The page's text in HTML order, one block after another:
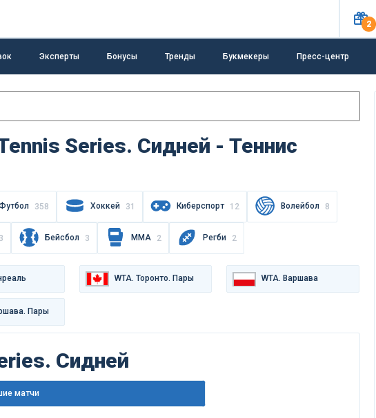
2
Эксперты Бонусы Тренды Букмекеры Пресс-центр
Series. Сидней - Теннис
358 Хоккей 31 Киберспорт 12 Волейбол 8
3 Бейсбол 3 MMA 2 Регби 2
WTA. Торонто. Пары WTA. Варшава
Пары
Сидней
матчи